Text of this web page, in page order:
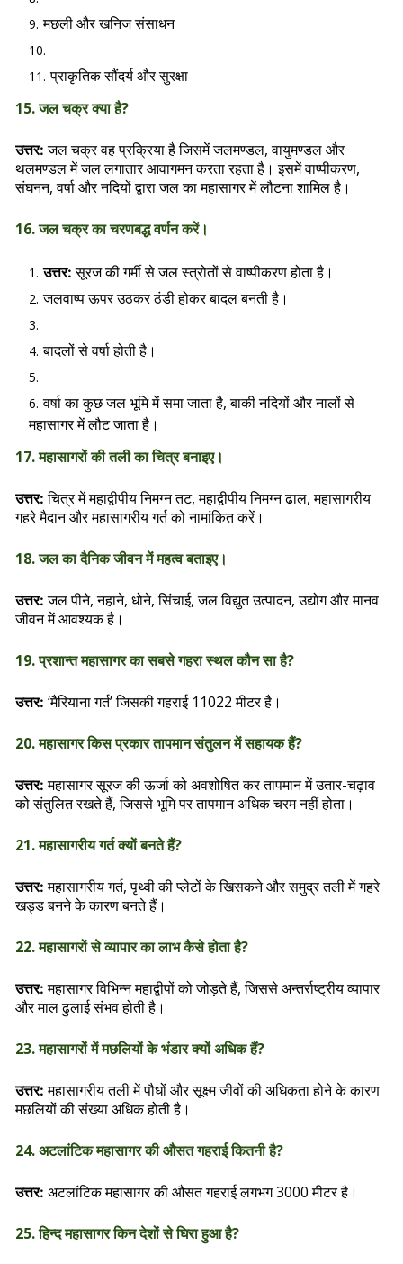
मछली और खनिज संसाधन
प्राकृतिक सौंदर्य और सुरक्षा
15. जल चक्र क्या है?
उत्तर:जल चक्र वह प्रक्रिया है जिसमें जलमण्डल, वायुमण्डल और
थलमण्डल में जल लगातार आवागमन करता रहता है। इसमें वाष्पीकरण,
संघनन, वर्षा और नदियों द्वारा जल का महासागर में लौटना शामिल है।
16. जल चक्र का चरणबद्ध वर्णन करें।
उत्तर:सूरज की गर्मी से जल स्त्रोतों से वाष्पीकरण होता है।
जलवाष्प ऊपर उठकर ठंडी होकर बादल बनती है।
बादलों से वर्षा होती है।
वर्षा का कुछ जल भूमि में समा जाता है, बाकी नदियों और नालों से
महासागर में लौट जाता है।
17. महासागरों की तली का चित्र बनाइए।
उत्तर:चित्र में महाद्वीपीय निमग्न तट, महाद्वीपीय निमग्न ढाल, महासागरीय
गहरे मैदान और महासागरीय गर्त को नामांकित करें।
18. जल का दैनिक जीवन में महत्व बताइए।
उत्तर:जल पीने, नहाने, धोने, सिंचाई, जल विद्युत उत्पादन, उद्योग और मानव
जीवन में आवश्यक है।
19. प्रशान्त महासागर का सबसे गहरा स्थल कौन सा है?
उत्तर: ‘मैरियाना गर्त’ जिसकी गहराई 11022 मीटर है।
20. महासागर किस प्रकार तापमान संतुलन में सहायक हैं?
उत्तर:महासागर सूरज की ऊर्जा को अवशोषित कर तापमान में उतार-चढ़ाव
को संतुलित रखते हैं, जिससे भूमि पर तापमान अधिक चरम नहीं होता।
21. महासागरीय गर्त क्यों बनते हैं?
उत्तर:महासागरीय गर्त, पृथ्वी की प्लेटों के खिसकने और समुद्र तली में गहरे
खड्ड बनने के कारण बनते हैं।
22. महासागरों से व्यापार का लाभ कैसे होता है?
उत्तर: महासागर विभिन्न महाद्वीपों को जोड़ते हैं, जिससे अन्तर्राष्ट्रीय व्यापार
और माल ढुलाई संभव होती है।
23. महासागरों में मछलियों के भंडार क्यों अधिक हैं?
उत्तर:महासागरीय तली में पौधों और सूक्ष्म जीवों की अधिकता होने के कारण
मछलियों की संख्या अधिक होती है।
24. अटलांटिक महासागर की औसत गहराई कितनी है?
उत्तर: अटलांटिक महासागर की औसत गहराई लगभग 3000 मीटर है।
25. हिन्द महासागर किन देशों से घिरा हुआ है?